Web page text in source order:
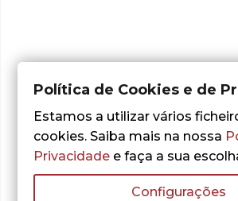
Outras sugestões
Política de Cookies e de
Estamos a utilizar vários
cookies. Saiba mais na nossa
Privacidade e faça a sua
Configurações